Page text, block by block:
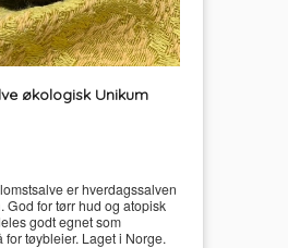
økologisk Unikum
er hverdagssalven
God for tørr hud og atopisk
godt egnet som
tøybleier. Laget i Norge.